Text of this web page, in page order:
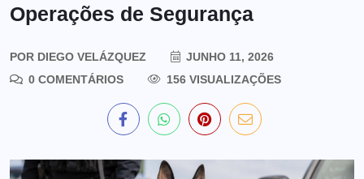
Operações de Segurança
POR DIEGO VELÁZQUEZ
JUNHO 11, 2026
0 COMENTÁRIOS
156 VISUALIZAÇÕES